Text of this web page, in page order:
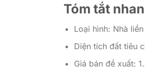
Tóm tắt
Loại hình: Nhà
Diện tích đất tiêu
Giá bán đề xuất: